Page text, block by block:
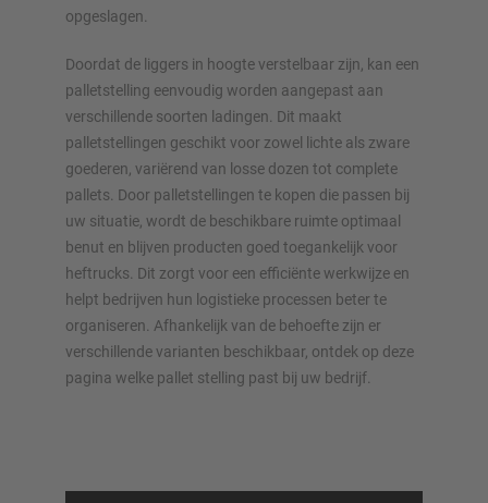
opgeslagen.
Doordat de liggers in hoogte verstelbaar zijn, kan een
palletstelling eenvoudig worden aangepast aan
verschillende soorten ladingen. Dit maakt
palletstellingen geschikt voor zowel lichte als zware
goederen, variërend van losse dozen tot complete
pallets. Door palletstellingen te kopen die passen bij
uw situatie, wordt de beschikbare ruimte optimaal
benut en blijven producten goed toegankelijk voor
heftrucks. Dit zorgt voor een efficiënte werkwijze en
helpt bedrijven hun logistieke processen beter te
organiseren. Afhankelijk van de behoefte zijn er
verschillende varianten beschikbaar, ontdek op deze
pagina welke pallet stelling past bij uw bedrijf.